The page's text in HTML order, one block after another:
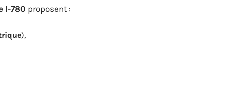
I-780 proposent :
),